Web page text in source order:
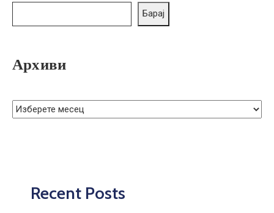
Барај
Архиви
Recent Posts